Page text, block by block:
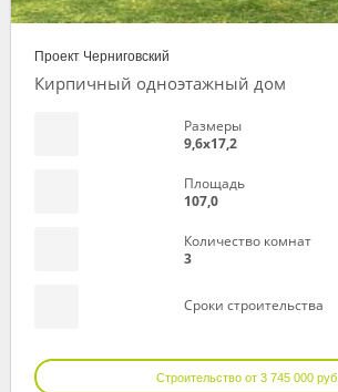
Проект Черниговский
Кирпичный одноэтажный дом
Размеры
9,6х17,2
Площадь
107,0
Количество комнат
3
Сроки строительства
Строительство от 3 745 000 руб.